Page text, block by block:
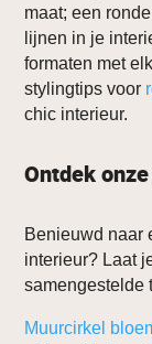
maat; een
lijnen in je
formaten met
stylingtips voor
chic interieur.
Ontdek
Benieuwd naar
interieur? Laat
samengestelde
Muurcirkel